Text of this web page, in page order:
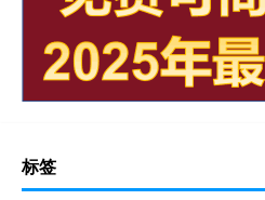
标签